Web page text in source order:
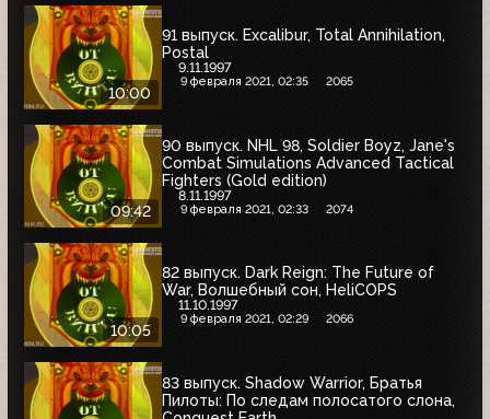
10:00
91 выпуск. Excalibur, Total Annihilation,
Postal
9.11.1997
9 февраля 2021, 02:35 2065
09:42
90 выпуск. NHL 98, Soldier Boyz, Jane's
Combat Simulations Advanced Tactical
Fighters (Gold edition)
8.11.1997
9 февраля 2021, 02:33 2074
10:05
82 выпуск. Dark Reign: The Future of
War, Волшебный сон, HeliCOPS
11.10.1997
9 февраля 2021, 02:29 2066
83 выпуск. Shadow Warrior, Братья
Пилоты: По следам полосатого слона,